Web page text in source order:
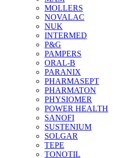
MOLLERS
NOVALAC
NUK
INTERMED
P&G
PAMPERS
ORAL-B
PARANIX
PHARMASEPT
PHARMATON
PHYSIOMER
POWER HEALTH
SANOFI
SUSTENIUM
SOLGAR
TEPE
TONOTIL